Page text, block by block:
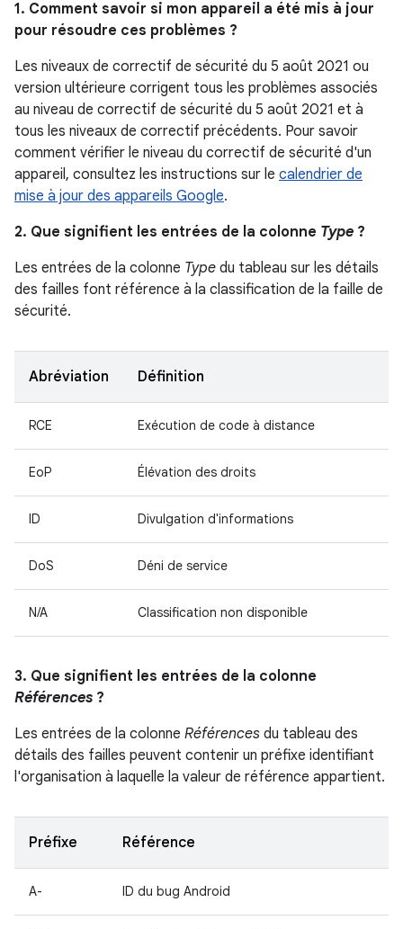
1. Comment savoir si mon appareil a été mis à jour
pour résoudre ces problèmes ?
Les niveaux de correctif de sécurité du 5 août 2021 ou
version ultérieure corrigent tous les problèmes associés
au niveau de correctif de sécurité du 5 août 2021 et à
tous les niveaux de correctif précédents. Pour savoir
comment vérifier le niveau du correctif de sécurité d'un
appareil, consultez les instructions sur le calendrier de
mise à jour des appareils Google.
2. Que signifient les entrées de la colonne Type ?
Les entrées de la colonne Type du tableau sur les détails
des failles font référence à la classification de la faille de
sécurité.
Abréviation Définition
RCE Exécution de code à distance
EoP Élévation des droits
ID Divulgation d'informations
DoS Déni de service
N/A Classification non disponible
3. Que signifient les entrées de la colonne
Références ?
Les entrées de la colonne Références du tableau des
détails des failles peuvent contenir un préfixe identifiant
l'organisation à laquelle la valeur de référence appartient.
Préfixe Référence
A- ID du bug Android